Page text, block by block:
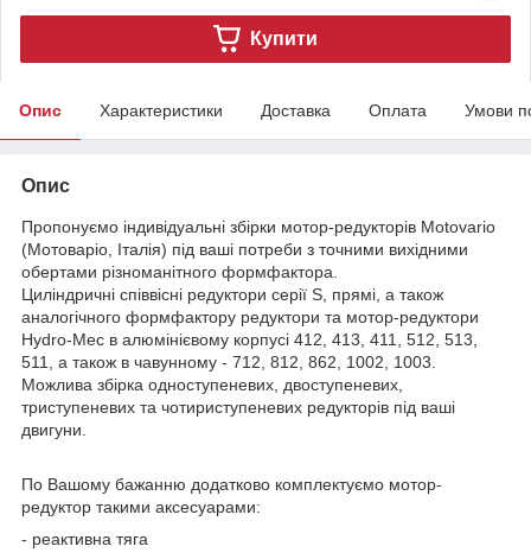
Купити
Опис Характеристики Доставка Оплата Умови
Опис
Пропонуємо індивідуальні збірки мотор-редукторів Motovario
(Мотоваріо, Італія) під ваші потреби з точними вихідними
обертами різноманітного формфактора.
Циліндричні співвісні редуктори серії S, прямі, а також
аналогічного формфактору редуктори та мотор-редуктори
Hydro-Mec в алюмінієвому корпусі 412, 413, 411, 512, 513,
511, а також в чавунному - 712, 812, 862, 1002, 1003.
Можлива збірка одноступеневих, двоступеневих,
триступеневих та чотириступеневих редукторів під ваші
двигуни.
По Вашому бажанню додатково комплектуємо мотор-
редуктор такими аксесуарами:
- реактивна тяга